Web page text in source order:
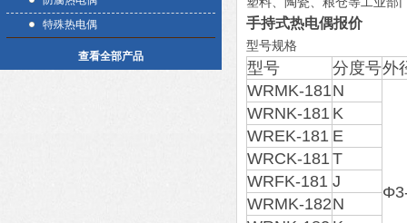
特殊热电偶
查看全部产品
手持式热电偶报价
型号规格
型号 分度号外
WRMK-181N
WRNK-181 K
WREK-181 E
WRCK-181 T
WRFK-181 J
WRMK-182N